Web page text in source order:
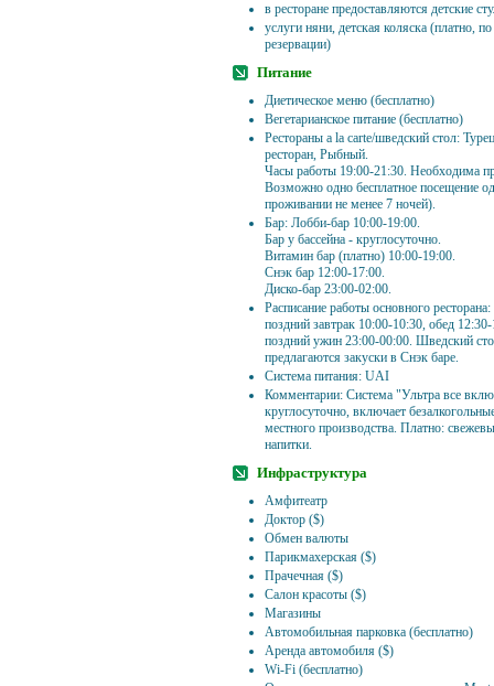
в ресторане предоставляются детские
услуги няни, детская коляска (платно,
резервации)
Питание
Диетическое меню (бесплатно)
Вегетарианское питание (бесплатно)
Рестораны a la carte/шведский стол:
ресторан, Рыбный.
Часы работы 19:00-21:30. Необходима
Возможно одно бесплатное посещение
проживании не менее 7 ночей).
Бар: Лобби-бар 10:00-19:00.
Бар у бассейна - круглосуточно.
Витамин бар (платно) 10:00-19:00.
Снэк бар 12:00-17:00.
Диско-бар 23:00-02:00.
Расписание работы основного
поздний завтрак 10:00-10:30, обед
поздний ужин 23:00-00:00. Шведский
предлагаются закуски в Снэк баре.
Система питания: UAI
Комментарии: Система "Ультра все
круглосуточно, включает
местного производства. Платно:
напитки.
Инфраструктура
Амфитеатр
Доктор ($)
Обмен валюты
Парикмахерская ($)
Прачечная ($)
Салон красоты ($)
Магазины
Автомобильная парковка (бесплатно)
Аренда автомобиля ($)
Wi-Fi (бесплатно)